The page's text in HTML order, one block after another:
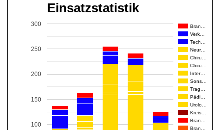
Einsatzstatistik
Bran…
Verk…
Tech…
Neur…
Chiru…
Chiru…
Inter…
Sons…
Trag…
Pädi…
Urolo…
Kreis…
Bran…
Bran…
100
150
200
250
300